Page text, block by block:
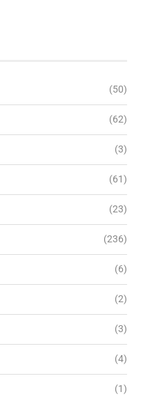
(50)
(62)
(3)
(61)
(23)
(236)
(6)
(2)
(3)
(4)
(1)